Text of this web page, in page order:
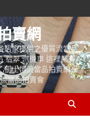
賣網
店家提供之優質流當品,
翡翠 汽機車 這裡都有
凱士博流當品拍賣網祝
當品拍賣會